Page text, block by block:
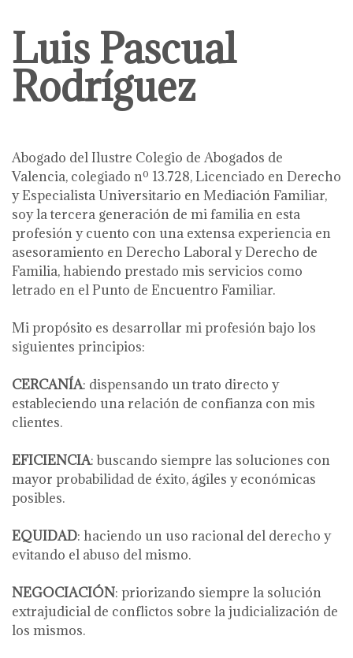
Luis Pascual
Rodríguez
Abogado del Ilustre Colegio de Abogados de
Valencia, colegiado nº 13.728, Licenciado en Derecho
y Especialista Universitario en Mediación Familiar,
soy la tercera generación de mi familia en esta
profesión y cuento con una extensa experiencia en
asesoramiento en Derecho Laboral y Derecho de
Familia, habiendo prestado mis servicios como
letrado en el Punto de Encuentro Familiar.
Mi propósito es desarrollar mi profesión bajo los
siguientes principios:
CERCANÍA: dispensando un trato directo y
estableciendo una relación de confianza con mis
clientes.
EFICIENCIA: buscando siempre las soluciones con
mayor probabilidad de éxito, ágiles y económicas
posibles.
EQUIDAD: haciendo un uso racional del derecho y
evitando el abuso del mismo.
NEGOCIACIÓN: priorizando siempre la solución
extrajudicial de conflictos sobre la judicialización de
los mismos.